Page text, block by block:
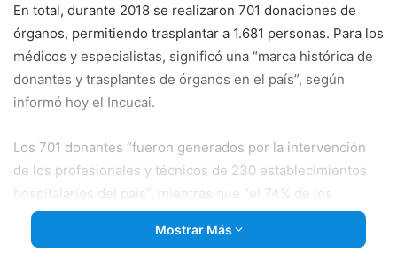
En total, durante 2018 se realizaron 701 donaciones de
órganos, permitiendo trasplantar a 1.681 personas. Para los
médicos y especialistas, significó una “marca histórica de
donantes y trasplantes de órganos en el país”, según
informó hoy el Incucai.
Los 701 donantes “fueron generados por la intervención
de los profesionales y técnicos de 230 establecimientos
hospitalarios del país”, mientras que “el 74% de los
procesos con donación de órganos se concretó en
establecimientos públicos”, detallaron desde el organismo.
Mostrar Más